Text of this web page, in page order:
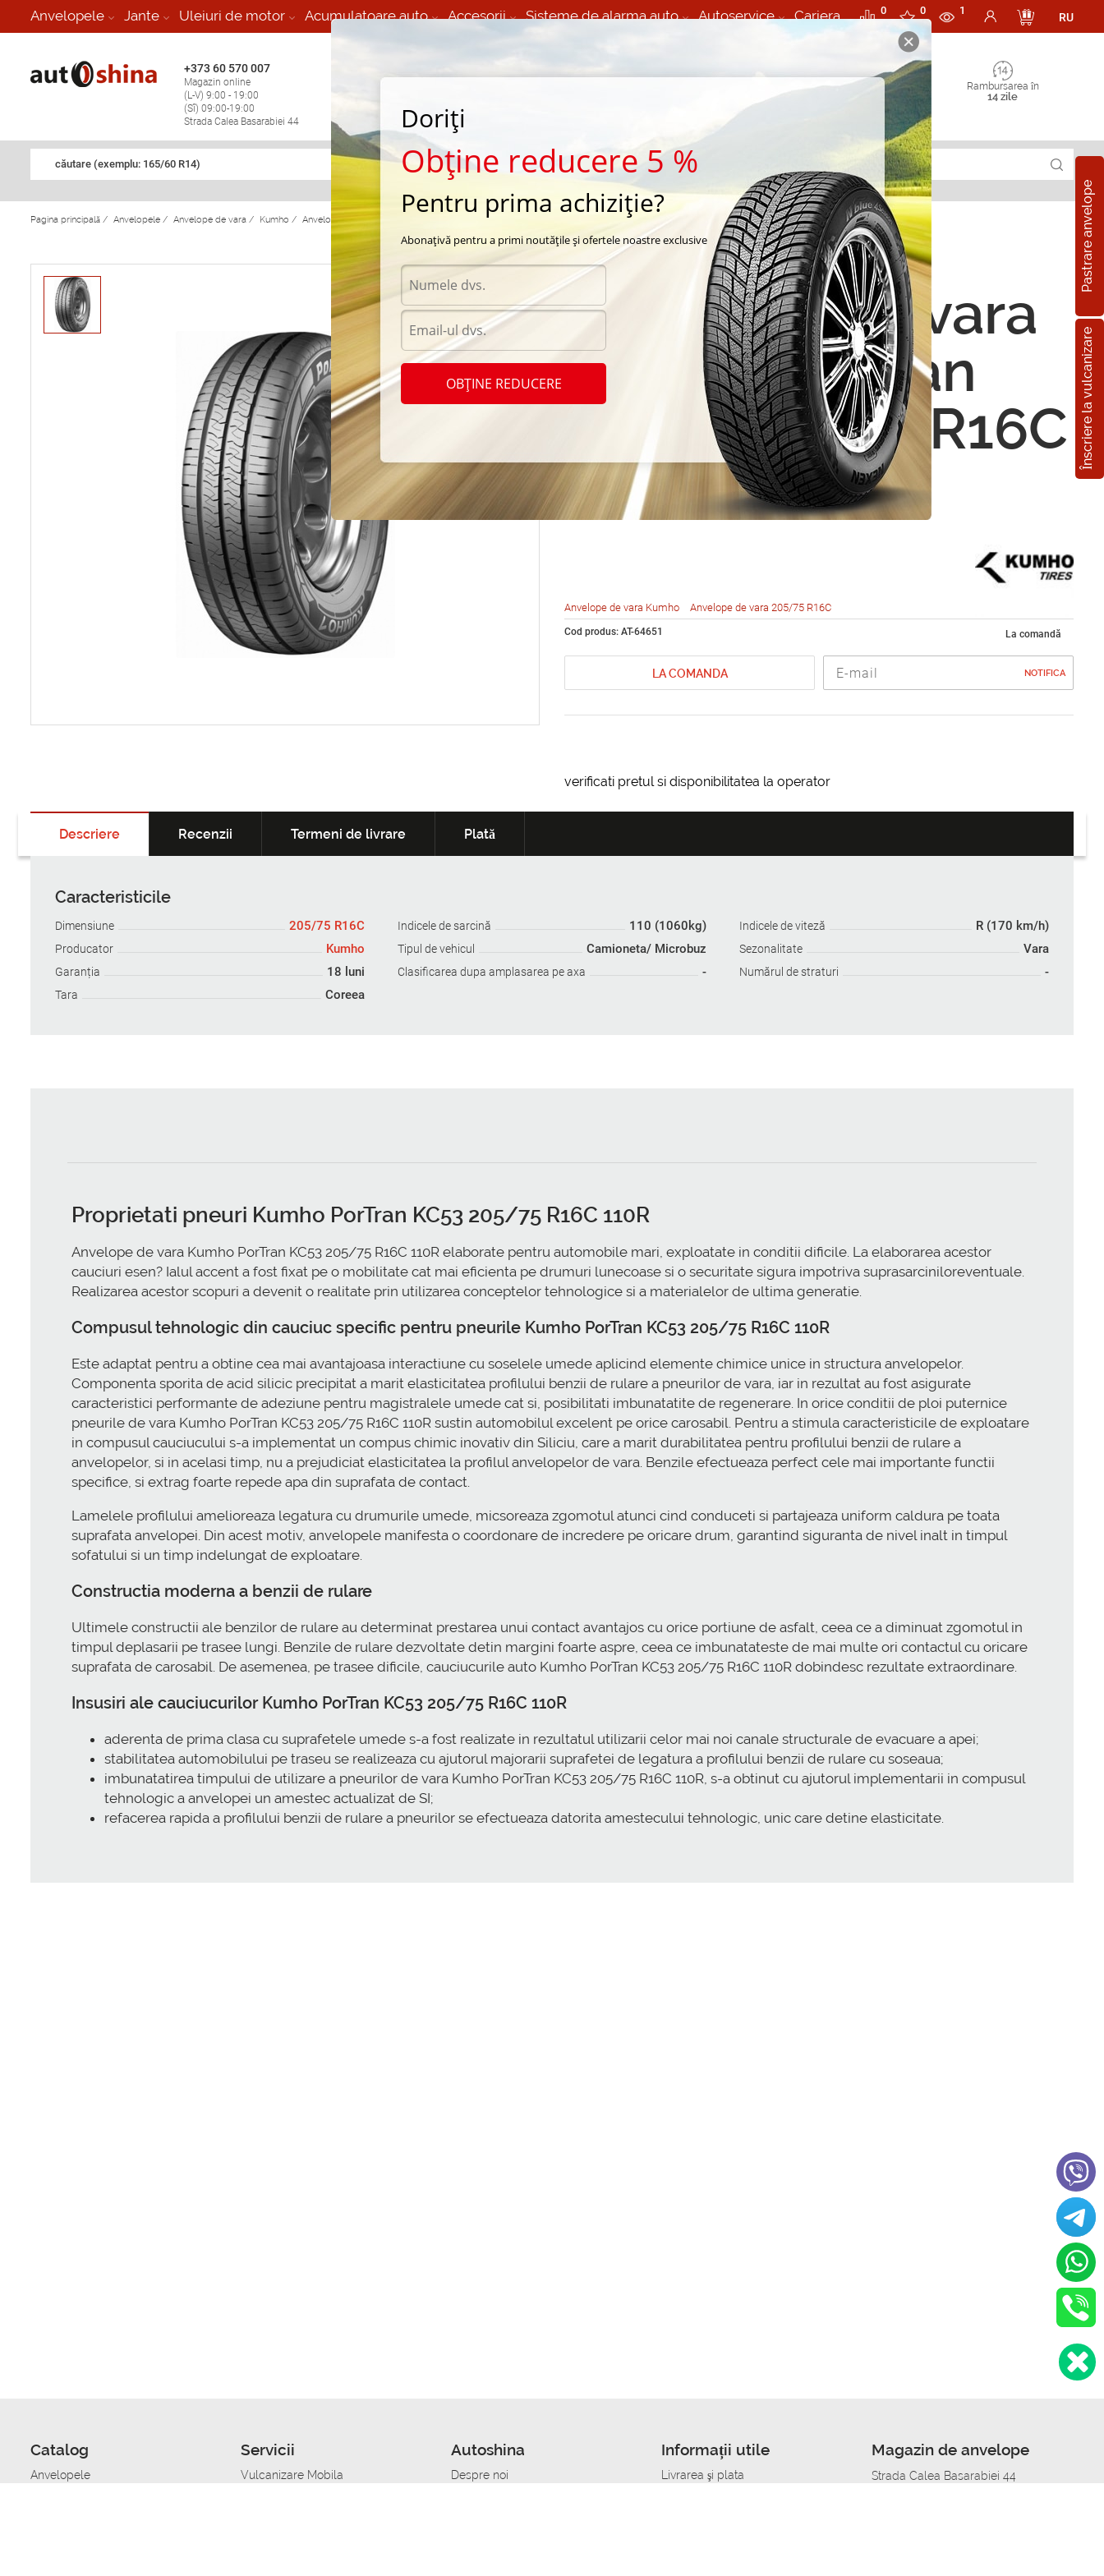
Anvelopele Jante Uleiuri de motor Acumulatoare auto Accesorii Sisteme de alarma auto Autoservice Cariera 0 0 1
RU
+373 60 570 007
Magazin online
(L-V) 9:00 - 19:00
(Sî) 09:00-19:00
Strada Calea Basarabiei 44
Vulcanizare Mobila 24/7 non
Rambursarea în
14 zile
căutare (exemplu: 165/60 R14)
Pastrare anvelope
Înscriere la vulcanizare
Pagina principală / Anvelopele / Anvelope de vara / Kumho / Anvelope de vara Kumho Kumho PorTran KC53 205/75 R16C 110R
Anvelope de vara
Kumho PorTran
KC53 205/75 R16C
110R
Anvelope de vara Kumho Anvelope de vara 205/75 R16C
Cod produs: AT-64651 La comandă
LA COMANDA NOTIFICA
verificati pretul si disponibilitatea la operator
Descriere Recenzii Termeni de livrare Plată
Caracteristicile
Dimensiune 205/75 R16C Indicele de sarcină 110 (1060kg) Indicele de viteză R (170 km/h)
Producator Kumho Tipul de vehicul Camioneta/ Microbuz Sezonalitate Vara
Garanția 18 luni Clasificarea dupa amplasarea pe axa - Numărul de straturi -
Tara Coreea
Proprietati pneuri Kumho PorTran KC53 205/75 R16C 110R
Anvelope de vara Kumho PorTran KC53 205/75 R16C 110R elaborate pentru automobile mari, exploatate in conditii dificile. La elaborarea acestor
cauciuri esen? Ialul accent a fost fixat pe o mobilitate cat mai eficienta pe drumuri lunecoase si o securitate sigura impotriva suprasarciniloreventuale.
Realizarea acestor scopuri a devenit o realitate prin utilizarea conceptelor tehnologice si a materialelor de ultima generatie.
Compusul tehnologic din cauciuc specific pentru pneurile Kumho PorTran KC53 205/75 R16C 110R
Este adaptat pentru a obtine cea mai avantajoasa interactiune cu soselele umede aplicind elemente chimice unice in structura anvelopelor.
Componenta sporita de acid silicic precipitat a marit elasticitatea profilului benzii de rulare a pneurilor de vara, iar in rezultat au fost asigurate
caracteristici performante de adeziune pentru magistralele umede cat si, posibilitati imbunatatite de regenerare. In orice conditii de ploi puternice
pneurile de vara Kumho PorTran KC53 205/75 R16C 110R sustin automobilul excelent pe orice carosabil. Pentru a stimula caracteristicile de exploatare
in compusul cauciucului s-a implementat un compus chimic inovativ din Siliciu, care a marit durabilitatea pentru profilului benzii de rulare a
anvelopelor, si in acelasi timp, nu a prejudiciat elasticitatea la profilul anvelopelor de vara. Benzile efectueaza perfect cele mai importante functii
specifice, si extrag foarte repede apa din suprafata de contact.
Lamelele profilului amelioreaza legatura cu drumurile umede, micsoreaza zgomotul atunci cind conduceti si partajeaza uniform caldura pe toata
suprafata anvelopei. Din acest motiv, anvelopele manifesta o coordonare de incredere pe oricare drum, garantind siguranta de nivel inalt in timpul
sofatului si un timp indelungat de exploatare.
Constructia moderna a benzii de rulare
Ultimele constructii ale benzilor de rulare au determinat prestarea unui contact avantajos cu orice portiune de asfalt, ceea ce a diminuat zgomotul in
timpul deplasarii pe trasee lungi. Benzile de rulare dezvoltate detin margini foarte aspre, ceea ce imbunatateste de mai multe ori contactul cu oricare
suprafata de carosabil. De asemenea, pe trasee dificile, cauciucurile auto Kumho PorTran KC53 205/75 R16C 110R dobindesc rezultate extraordinare.
Insusiri ale cauciucurilor Kumho PorTran KC53 205/75 R16C 110R
aderenta de prima clasa cu suprafetele umede s-a fost realizate in rezultatul utilizarii celor mai noi canale structurale de evacuare a apei;
stabilitatea automobilului pe traseu se realizeaza cu ajutorul majorarii suprafetei de legatura a profilului benzii de rulare cu soseaua;
imbunatatirea timpului de utilizare a pneurilor de vara Kumho PorTran KC53 205/75 R16C 110R, s-a obtinut cu ajutorul implementarii in compusul
tehnologic a anvelopei un amestec actualizat de SI;
refacerea rapida a profilului benzii de rulare a pneurilor se efectueaza datorita amestecului tehnologic, unic care detine elasticitate.
Catalog
Anvelopele
Servicii
Vulcanizare Mobila
Autoshina
Despre noi
Informații utile
Livrarea şi plata
Magazin de anvelope
Strada Calea Basarabiei 44
Doriți
Obține reducere 5 %
Pentru prima achiziție?
Abonațivă pentru a primi noutățile și ofertele noastre exclusive
OBȚINE REDUCERE